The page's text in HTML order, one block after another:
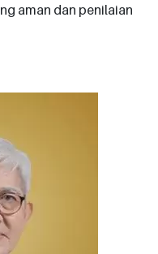
aman dan penilaian